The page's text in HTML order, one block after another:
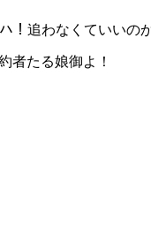
くていいのか
娘御よ！